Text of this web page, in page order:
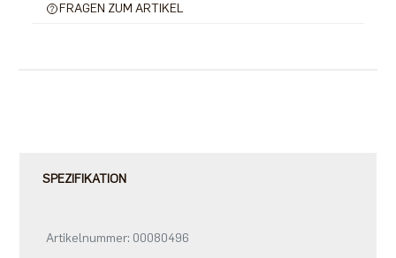
FRAGEN ZUM ARTIKEL
SPEZIFIKATION
Artikelnummer: 00080496